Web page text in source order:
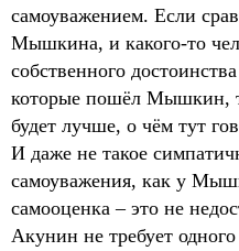
самоуважением. Если
Мышкина, и какого-то
собственного
которые пошёл Мышкин,
будет лучше, о чём тут
И даже не такое
самоуважения, как у
самооценка – это не
Акунин не требует